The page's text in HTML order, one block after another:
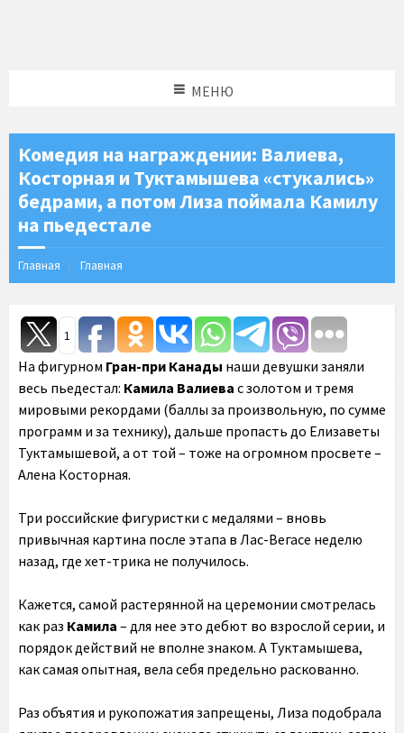
МЕНЮ
Комедия на награждении: Валиева,
Косторная и Туктамышева «стукались»
бедрами, а потом Лиза поймала Камилу
на пьедестале
Главная Главная
1
На фигурном Гран-при Канады наши девушки заняли
весь пьедестал: Камила Валиева с золотом и тремя
мировыми рекордами (баллы за произвольную, по сумме
программ и за технику), дальше пропасть до Елизаветы
Туктамышевой, а от той – тоже на огромном просвете –
Алена Косторная.
Три российские фигуристки с медалями – вновь
привычная картина после этапа в Лас-Вегасе неделю
назад, где хет-трика не получилось.
Кажется, самой растерянной на церемонии смотрелась
как раз Камила – для нее это дебют во взрослой серии, и
порядок действий не вполне знаком. А Туктамышева,
как самая опытная, вела себя предельно раскованно.
Раз объятия и рукопожатия запрещены, Лиза подобрала